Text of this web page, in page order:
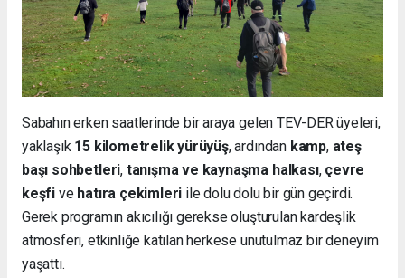
Sabahın erken saatlerinde bir araya gelen TEV-DER üyeleri,
yaklaşık 15 kilometrelik yürüyüş, ardından kamp, ateş
başı sohbetleri, tanışma ve kaynaşma halkası, çevre
keşfi ve hatıra çekimleri ile dolu dolu bir gün geçirdi.
Gerek programın akıcılığı gerekse oluşturulan kardeşlik
atmosferi, etkinliğe katılan herkese unutulmaz bir deneyim
yaşattı.